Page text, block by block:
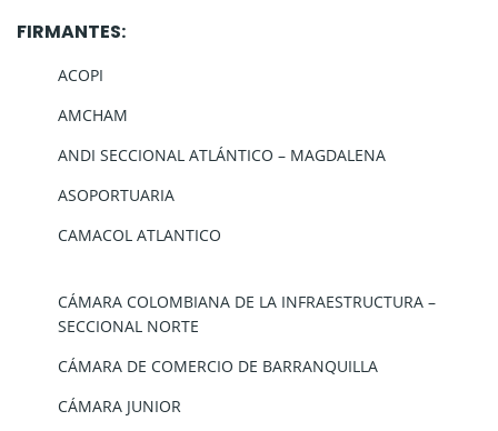
FIRMANTES:
ACOPI
AMCHAM
ANDI SECCIONAL ATLÁNTICO – MAGDALENA
ASOPORTUARIA
CAMACOL ATLANTICO
CÁMARA COLOMBIANA DE LA INFRAESTRUCTURA –
SECCIONAL NORTE
CÁMARA DE COMERCIO DE BARRANQUILLA
CÁMARA JUNIOR